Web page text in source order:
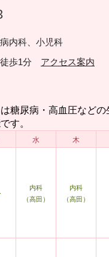
内科、小児科
歩1分 アクセス案内
糖尿病・高血圧など
す。
水 木
内科
（高田）
内科
（高田）